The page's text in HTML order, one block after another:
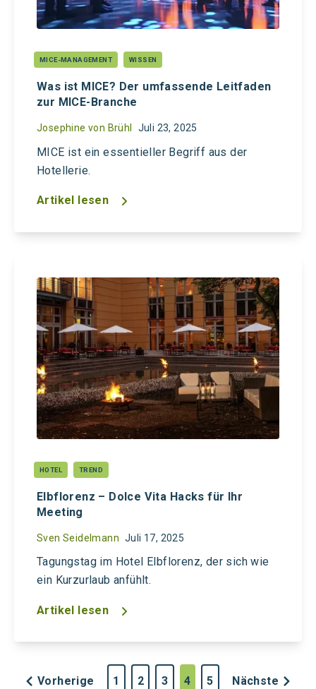
MICE-MANAGEMENT WISSEN
Was ist MICE? Der umfassende Leitfaden
zur MICE-Branche
Josephine von Brühl Juli 23, 2025
MICE ist ein essentieller Begriff aus der
Hotellerie.
Artikel lesen
HOTEL TREND
Elbflorenz – Dolce Vita Hacks für Ihr
Meeting
Sven Seidelmann Juli 17, 2025
Tagungstag im Hotel Elbflorenz, der sich wie
ein Kurzurlaub anfühlt.
Artikel lesen
Vorherige 1 2 3 4 5 Nächste